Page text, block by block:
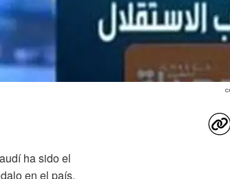
ha sido el
en el país.